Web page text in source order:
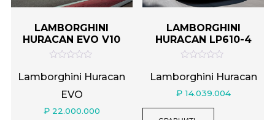
LAMBORGHINI
HURACAN EVO V10
ц
е
0
Lamborghini Huracan
EVO
₽22.000.000
LAMBORGHINI
HURACAN LP610-4
ц
е
н
а
Lamborghini Huracan
₽14.039.004